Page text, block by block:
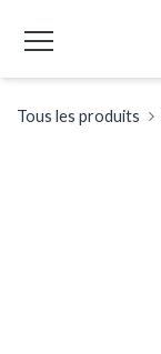
Tous les produits